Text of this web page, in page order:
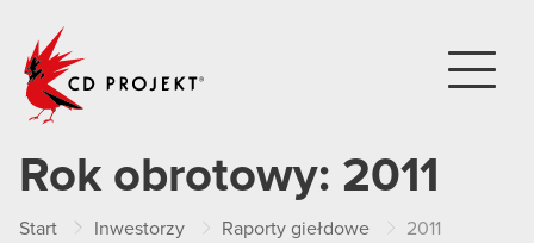
Rok obrotowy: 2011
Start Inwestorzy Raporty giełdowe 2011